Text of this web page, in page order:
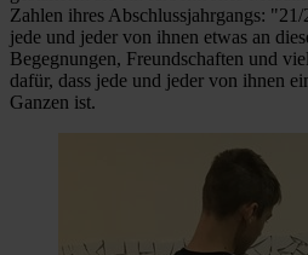
Zahlen ihres Abschlussjahrgangs:
jede und jeder von ihnen etwas an
Begegnungen, Freundschaften und
dafür, dass jede und jeder von ihnen
Ganzen ist.